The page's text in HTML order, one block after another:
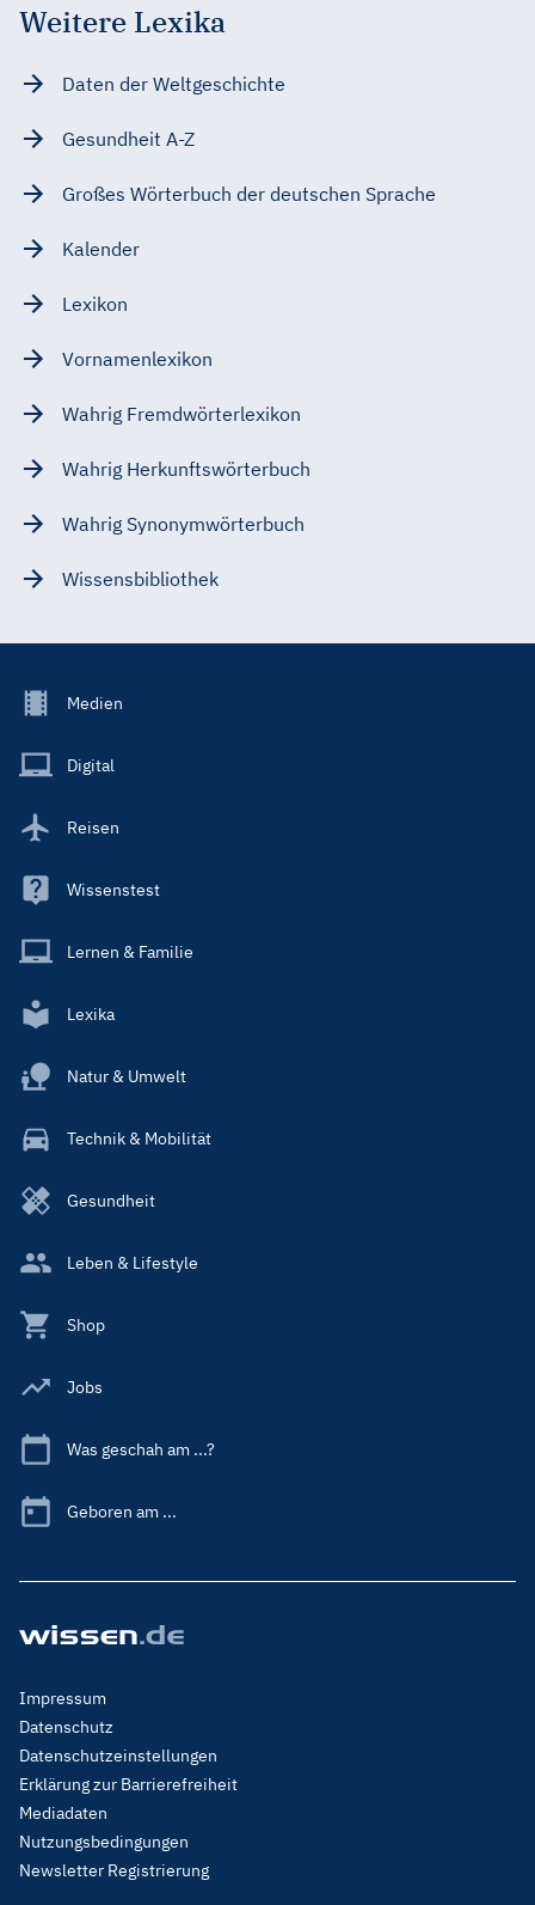
Weitere Lexika
Daten der Weltgeschichte
Gesundheit A-Z
Großes Wörterbuch der deutschen Sprache
Kalender
Lexikon
Vornamenlexikon
Wahrig Fremdwörterlexikon
Wahrig Herkunftswörterbuch
Wahrig Synonymwörterbuch
Wissensbibliothek
Footer
Main
Medien
Digital
Reisen
Wissenstest
Lernen & Familie
Lexika
Natur & Umwelt
Technik & Mobilität
Gesundheit
Leben & Lifestyle
Shop
Jobs
Was geschah am ...?
Geboren am ...
Footer
Menu
Legal
Impressum
Datenschutz
Datenschutzeinstellungen
Erklärung zur Barrierefreiheit
Mediadaten
Nutzungsbedingungen
Newsletter Registrierung